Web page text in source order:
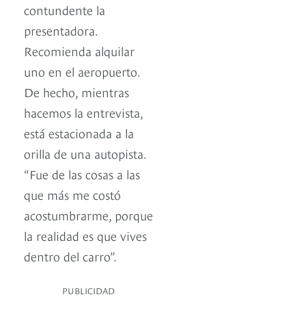
contundente la
presentadora.
Recomienda alquilar
uno en el aeropuerto.
De hecho, mientras
hacemos la entrevista,
está estacionada a la
orilla de una autopista.
“Fue de las cosas a las
que más me costó
acostumbrarme, porque
la realidad es que vives
dentro del carro”.
PUBLICIDAD